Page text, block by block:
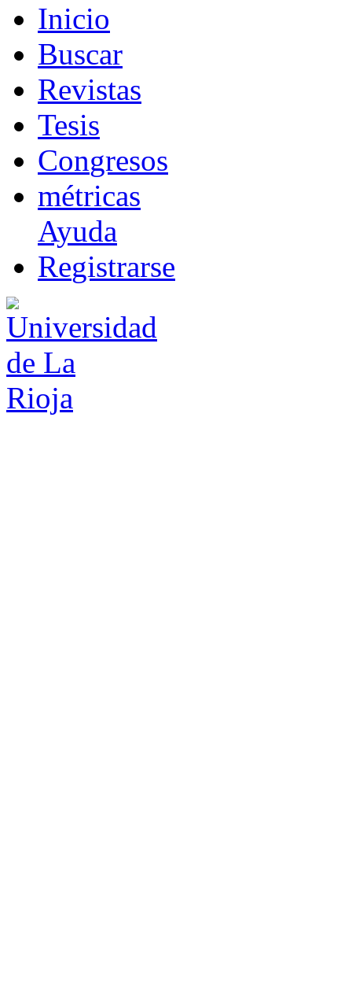
Inicio
Buscar
Revistas
Tesis
Congresos
métricas
Ayuda
Registrarse